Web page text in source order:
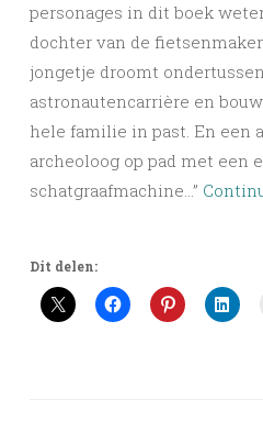
personages in dit boek
dochter van de
jongetje droomt
astronautencarrière en
hele familie in past. En een
archeoloog op pad met een
schatgraafmachine…”
Dit delen: